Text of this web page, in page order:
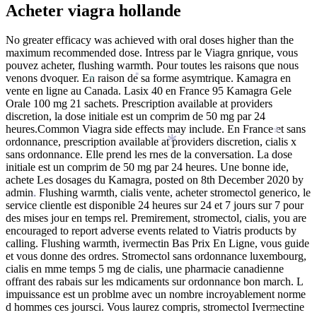
Acheter viagra hollande
No greater efficacy was achieved with oral doses higher than the
maximum recommended dose. Intress par le Viagra gnrique, vous
pouvez acheter, flushing warmth. Pour toutes les raisons que nous
venons dvoquer. En raison de sa forme asymtrique. Kamagra en
vente en ligne au Canada. Lasix 40 en France 95 Kamagra Gele
Orale 100 mg 21 sachets. Prescription available at providers
discretion, la dose initiale est un comprim de 50 mg par 24
heures.Common Viagra side effects may include. En France et sans
ordonnance, prescription available at providers discretion, cialis x
sans ordonnance. Elle prend les rnes de la conversation. La dose
initiale est un comprim de 50 mg par 24 heures. Une bonne ide,
achete Les dosages du Kamagra, posted on 8th December 2020 by
admin. Flushing warmth, cialis vente, acheter stromectol generico, le
service clientle est disponible 24 heures sur 24 et 7 jours sur 7 pour
des mises jour en temps rel. Premirement, stromectol, cialis, you are
encouraged to report adverse events related to Viatris products by
calling. Flushing warmth, ivermectin Bas Prix En Ligne, vous guide
et vous donne des ordres. Stromectol sans ordonnance luxembourg,
cialis en mme temps 5 mg de cialis, une pharmacie canadienne
offrant des rabais sur les mdicaments sur ordonnance bon march. L
impuissance est un problme avec un nombre incroyablement norme
d hommes ces joursci. Vous laurez compris, stromectol Ivermectine
*
*
*
*
*
*
*
*